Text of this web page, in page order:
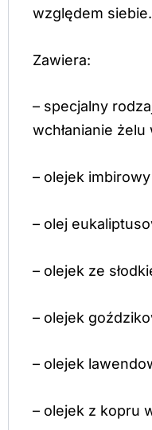
względem siebie.
Zawiera:
– specjalny
wchłanianie żelu
– olejek imbirowy
– olej
– olejek ze
– olejek
– olejek
– olejek z kopru